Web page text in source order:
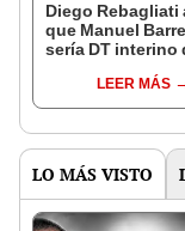
Diego Rebagliati
que Manuel
sería DT interino
la persona de
de Jean Ferrari"
LEER MÁS
LO MÁS VISTO